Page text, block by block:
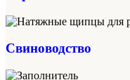
Свиноводство